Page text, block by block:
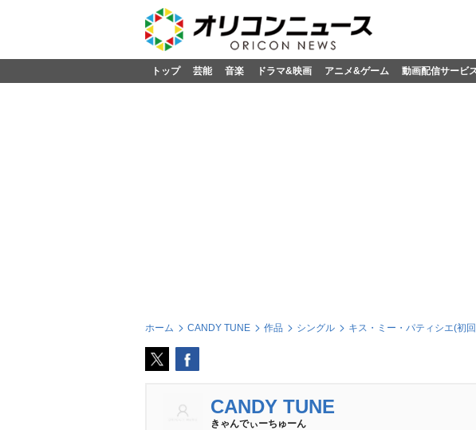
トップ 芸能 音楽 ドラマ&映画 アニメ&ゲーム 動画配信サービ
ホーム CANDY TUNE 作品 シングル キス・ミー・パティシエ(初
CANDY TUNE
きゃんでぃーちゅーん